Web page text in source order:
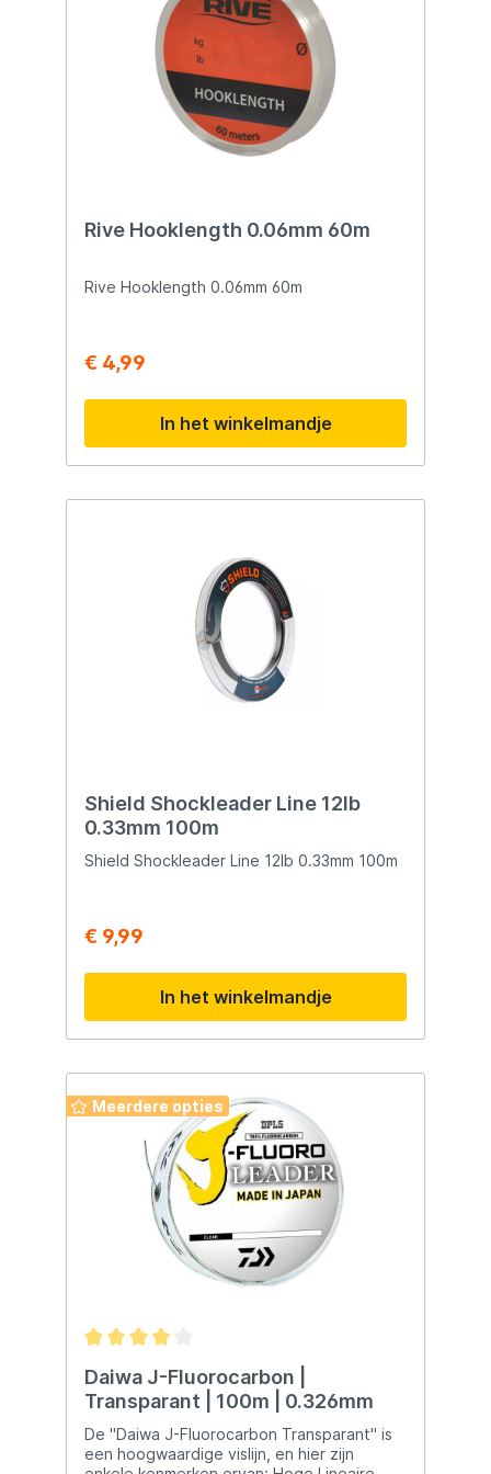
baitcasting reels. Ongelooflijke
prijskwaliteitverhouding! 8-Strengen Rond
gevlochten Hoge treksterkte Hoge
slijtvastheid Geen rek In Japan
gefabriceerd
Rive Hooklength 0.06mm 60m
Rive Hooklength 0.06mm 60m
€ 4,99
In het winkelmandje
Shield Shockleader Line 12lb
0.33mm 100m
Shield Shockleader Line 12lb 0.33mm 100m
€ 9,99
In het winkelmandje
Meerdere opties
Daiwa J-Fluorocarbon |
Transparant | 100m | 0.326mm
De "Daiwa J-Fluorocarbon Transparant" is
een hoogwaardige vislijn, en hier zijn